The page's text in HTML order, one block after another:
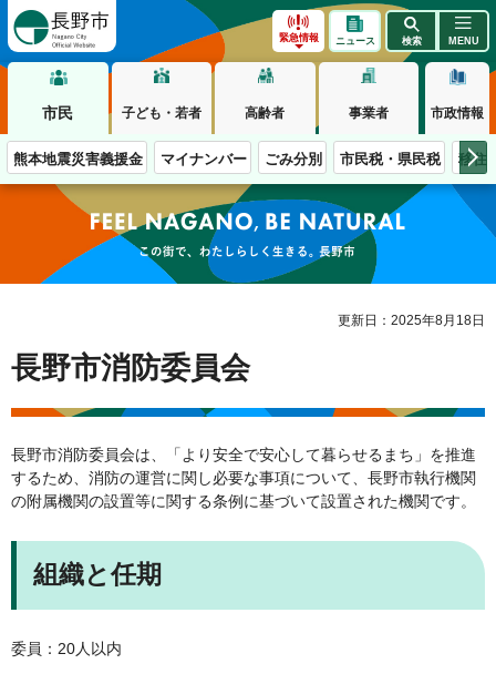
緊急情報 ニュース 検索 MENU
市民 子ども・若者 高齢者 事業者 市政情報
熊本地震災害義援金 マイナンバー ごみ分別 市民税・県民税 移住
この街で、わたしらしく生きる。長野市
更新日：2025年8月18日
長野市消防委員会
長野市消防委員会は、「より安全で安心して暮らせるまち」を推進
するため、消防の運営に関し必要な事項について、長野市執行機関
の附属機関の設置等に関する条例に基づいて設置された機関です。
組織と任期
委員：20人以内